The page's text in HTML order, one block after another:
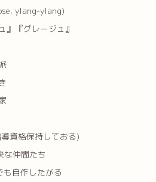
ylang-ylang)
』『グレージュ』
資格保持しておる)
な仲間たち
も自作したがる